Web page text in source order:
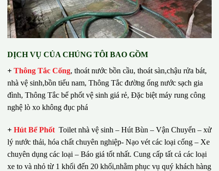
DỊCH VỤ CỦA CHÚNG TÔI BAO GỒM
+ Thông Tắc Cống, thoát nước bồn cầu, thoát sàn,chậu rửa bát,
nhà vệ sinh,bồn tiểu nam, Thông Tắc đường ống nước sạch gia
đình, Thông Tắc bể phốt vệ sinh giá rẻ, Đặc biệt máy rung công
nghệ lò xo không đục phá
+ Hút Bể Phốt Toilet nhà vệ sinh – Hút Bùn – Vận Chuyển – xử
lý nước thải, hóa chất chuyên nghiệp- Nạo vét các loại cống – Xe
chuyên dụng các loại – Báo giá tốt nhất. Cung cấp tất cả các loại
xe to và nhỏ từ 1 khối đến 20 khối,nhằm phục vụ quý khách hàng